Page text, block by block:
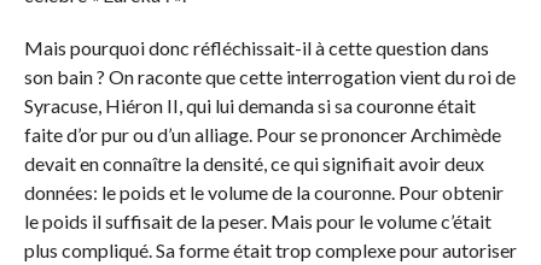
Mais pourquoi donc réfléchissait-il à cette question dans
son bain ? On raconte que cette interrogation vient du roi de
Syracuse, Hiéron II, qui lui demanda si sa couronne était
faite d’or pur ou d’un alliage. Pour se prononcer Archimède
devait en connaître la densité, ce qui signifiait avoir deux
données: le poids et le volume de la couronne. Pour obtenir
le poids il suffisait de la peser. Mais pour le volume c’était
plus compliqué. Sa forme était trop complexe pour autoriser